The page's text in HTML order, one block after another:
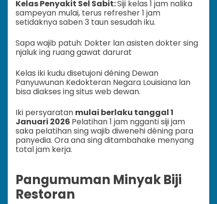
Kelas Penyakit Sel Sabit:Siji kelas 1 jam nalika
sampeyan mulai, terus refresher 1 jam
setidaknya saben 3 taun sesudah iku.
Sapa wajib patuh: Dokter lan asisten dokter sing
njaluk ing ruang gawat darurat
Kelas iki kudu disetujoni déning Dewan
Panyuwunan Kedokteran Negara Louisiana lan
bisa diakses ing situs web dewan.
Iki persyaratan mulai berlaku tanggal 1
Januari 2026 Pelatihan 1 jam ngganti siji jam
saka pelatihan sing wajib diwenehi déning para
panyedia. Ora ana sing ditambahake menyang
total jam kerja.
Pangumuman Minyak Biji
Restoran